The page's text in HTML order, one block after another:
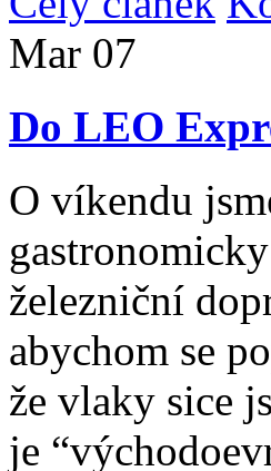
Mar 07
Do LEO
O víkendu
železniční
abychom se
že vlaky sice
je